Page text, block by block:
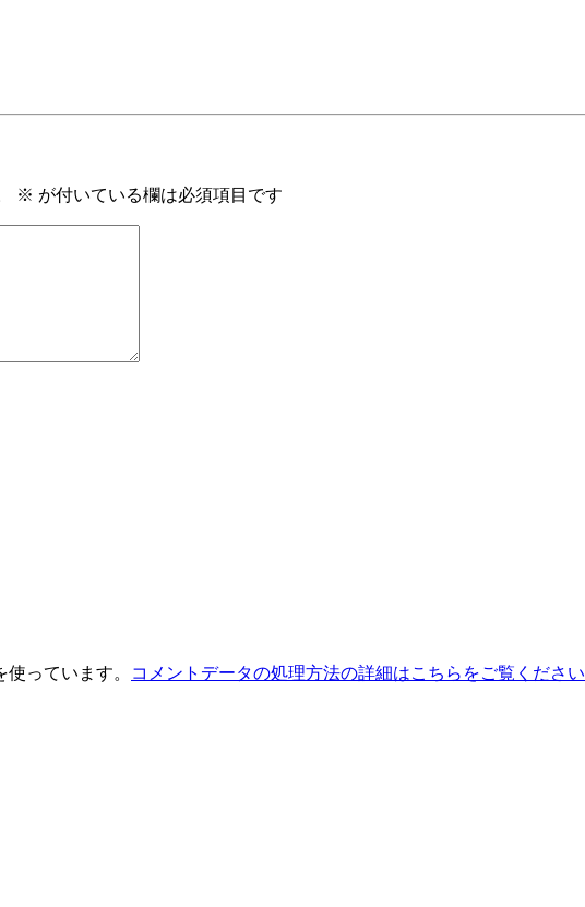
※ が付いている欄は必須項目です
っています。 コメントデータの処理方法の詳細はこちらをご覧ください